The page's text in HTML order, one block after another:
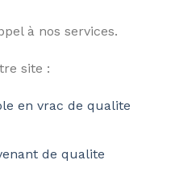
à nos services.
site :
en vrac de qualite
de qualite